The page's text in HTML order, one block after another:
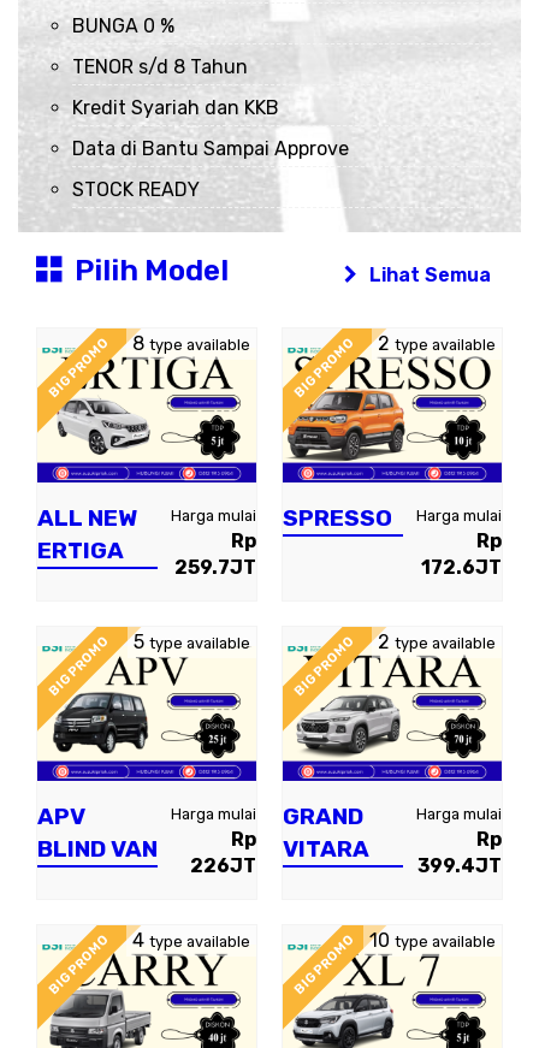
BUNGA 0 %
TENOR s/d 8 Tahun
Kredit Syariah dan KKB
Data di Bantu Sampai Approve
STOCK READY
Pilih Model
ALL NEW
ERTIGA
Harga mulai
Rp
259.7JT
BIG PROMO 8 type available
SPRESSO Harga mulai
Rp
172.6JT
BIG PROMO 2 type available
APV
BLIND VAN
Harga mulai
Rp
226JT
BIG PROMO 5 type available
GRAND
VITARA
Harga mulai
Rp
399.4JT
BIG PROMO 2 type available
BIG PROMO 4 type available BIG PROMO 10 type available
Lihat Semua